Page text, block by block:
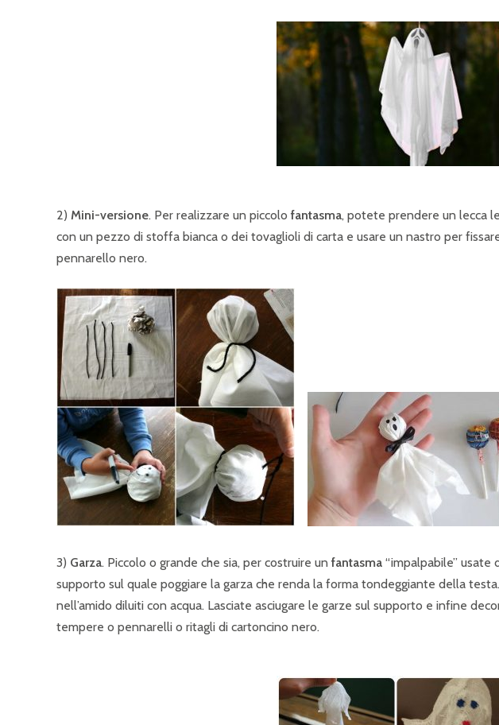
2) Mini-versione. Per realizzare un piccolo fantasma, potete prendere un lecca
con un pezzo di stoffa bianca o dei tovaglioli di carta e usare un nastro per
pennarello nero.
3) Garza. Piccolo o grande che sia, per costruire un fantasma “impalpabile” usate
supporto sul quale poggiare la garza che renda la forma tondeggiante della
nell’amido diluiti con acqua. Lasciate asciugare le garze sul supporto e infine
tempere o pennarelli o ritagli di cartoncino nero.